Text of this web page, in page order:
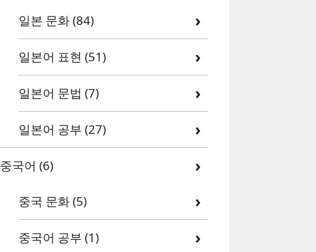
일본 문화(84)
일본어 표현 (51)
일본어 문법 (7)
일본어 공부 (27)
중국어 (6)
중국 문화(5)
중국어 공부 (1)